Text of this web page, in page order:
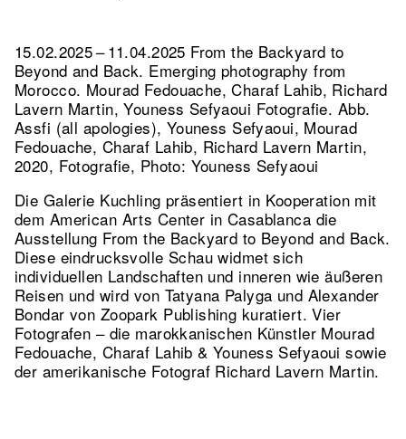
15.02.2025 – 11.04.2025 From the Backyard to
Beyond and Back. Emerging photography from
Morocco. Mourad Fedouache, Charaf Lahib, Richard
Lavern Martin, Youness Sefyaoui Fotografie. Abb.
Assfi (all apologies), Youness Sefyaoui, Mourad
Fedouache, Charaf Lahib, Richard Lavern Martin,
2020, Fotografie, Photo: Youness Sefyaoui
Die Galerie Kuchling präsentiert in Kooperation mit
dem American Arts Center in Casablanca die
Ausstellung From the Backyard to Beyond and Back.
Diese eindrucksvolle Schau widmet sich
individuellen Landschaften und inneren wie äußeren
Reisen und wird von Tatyana Palyga und Alexander
Bondar von Zoopark Publishing kuratiert. Vier
Fotografen – die marokkanischen Künstler Mourad
Fedouache, Charaf Lahib & Youness Sefyaoui sowie
der amerikanische Fotograf Richard Lavern Martin.